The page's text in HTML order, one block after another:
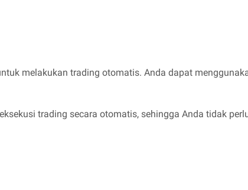
melakukan trading otomatis. Anda dapat
trading secara otomatis, sehingga Anda tidak